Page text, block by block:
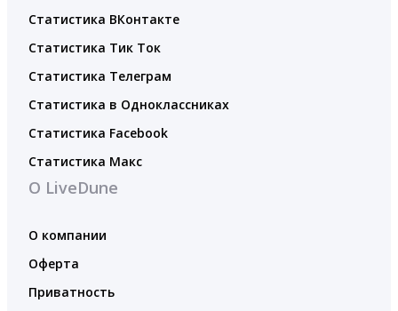
Статистика ВКонтакте
Статистика Тик Ток
Статистика Телеграм
Статистика в Одноклассниках
Статистика Facebook
Статистика Макс
О LiveDune
О компании
Оферта
Приватность